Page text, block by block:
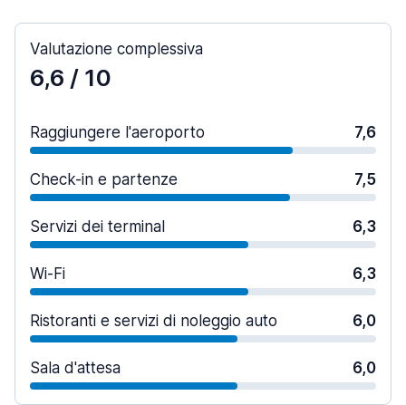
Valutazione complessiva
6,6 / 10
Raggiungere l'aeroporto 7,6
Check-in e partenze 7,5
Servizi dei terminal 6,3
Wi-Fi 6,3
Ristoranti e servizi di noleggio auto 6,0
Sala d'attesa 6,0